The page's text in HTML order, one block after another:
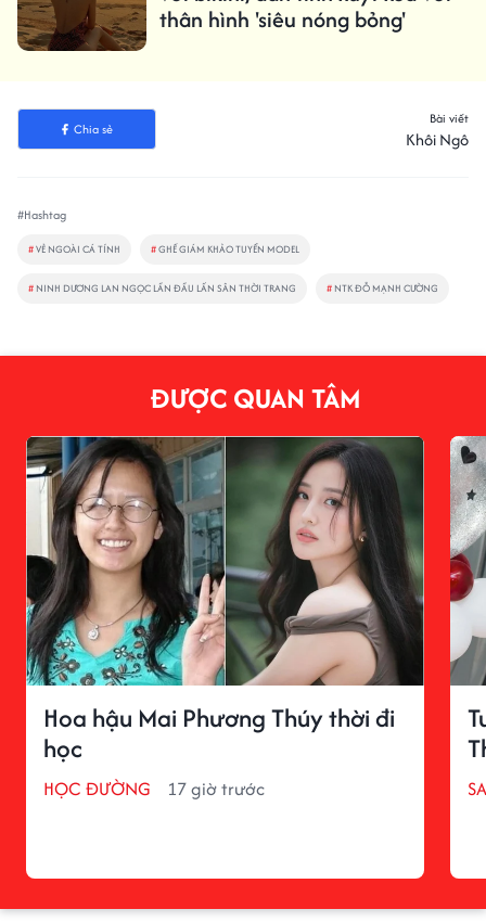
thân hình 'siêu nóng bỏng'
Chia sẻ
Bài viết
Khôi Ngô
#Hashtag
#VẺ NGOÀI CÁ TÍNH #GHẾ GIÁM KHẢO TUYỂN MODEL
# NINH DƯƠNG LAN NGỌC LẦN ĐẦU LẤN SÂN THỜI TRANG # NTK ĐỖ MẠNH CƯỜNG
ĐƯỢC QUAN TÂM
Hoa hậu Mai Phương Thúy thời đi
học
HỌC ĐƯỜNG 17 giờ trước